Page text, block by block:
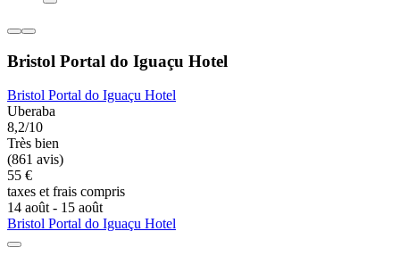
Bristol Portal do Iguaçu Hotel
Bristol Portal do Iguaçu Hotel
Uberaba
8,2/10
Très bien
(861 avis)
55 €
taxes et frais compris
14 août - 15 août
Bristol Portal do Iguaçu Hotel